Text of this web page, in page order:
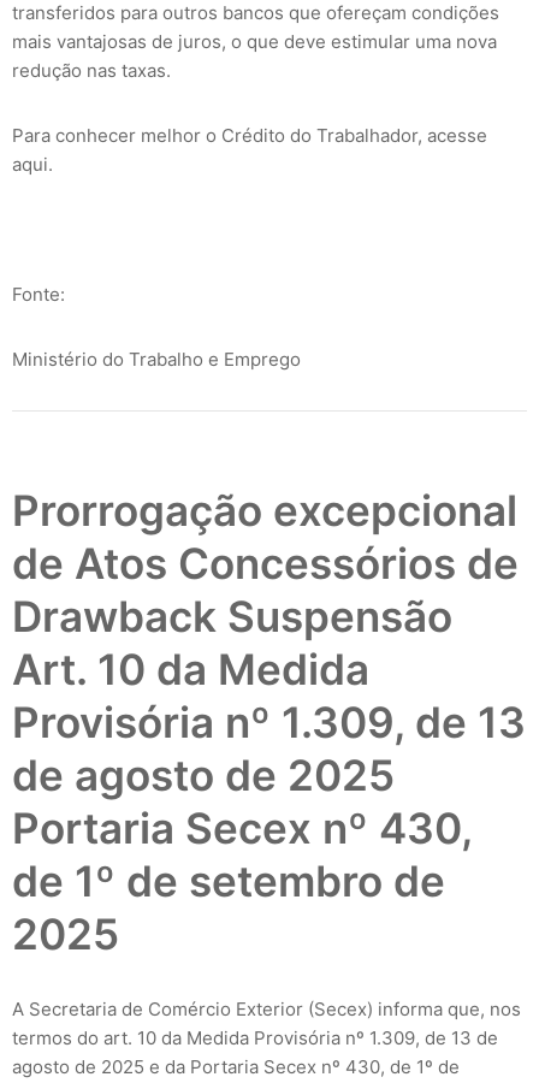
transferidos para outros bancos que ofereçam condições
mais vantajosas de juros, o que deve estimular uma nova
redução nas taxas.
Para conhecer melhor o Crédito do Trabalhador, acesse
aqui.
Fonte:
Ministério do Trabalho e Emprego
Prorrogação excepcional
de Atos Concessórios de
Drawback Suspensão
Art. 10 da Medida
Provisória nº 1.309, de 13
de agosto de 2025
Portaria Secex nº 430,
de 1º de setembro de
2025
A Secretaria de Comércio Exterior (Secex) informa que, nos
termos do art. 10 da Medida Provisória nº 1.309, de 13 de
agosto de 2025 e da Portaria Secex nº 430, de 1º de